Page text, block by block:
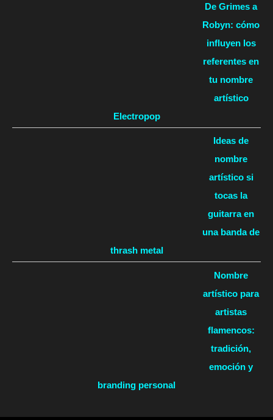
De Grimes a
Robyn: cómo
influyen los
referentes en
tu nombre
artístico
Electropop
Ideas de
nombre
artístico si
tocas la
guitarra en
una banda de
thrash metal
Nombre
artístico para
artistas
flamencos:
tradición,
emoción y
branding personal